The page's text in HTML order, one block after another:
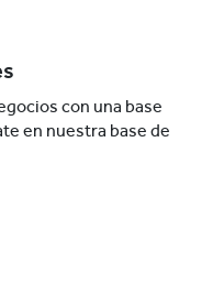
con una base
en nuestra base de